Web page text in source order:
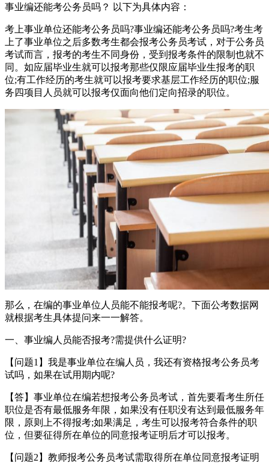
事业编还能考公务员吗？ 以下为具体内容：
考上事业单位还能考公务员吗?事业编还能考公务员吗?考生考
上了事业单位之后多数考生都会报考公务员考试，对于公务员
考试而言，报考的考生不同身份，受到报考条件的限制也就不
同。如应届毕业生就可以报考那些仅限应届毕业生报考的职
位;有工作经历的考生就可以报考要求基层工作经历的职位;服
务四项目人员就可以报考仅面向他们定向招录的职位。
那么，在编的事业单位人员能不能报考呢?。下面公考数据网
就根据考生具体提问来一一解答。
一、事业编人员能否报考?需提供什么证明?
【问题1】我是事业单位在编人员，我还有资格报考公务员考
试吗，如果在试用期内呢?
【答】事业单位在编若想报考公务员考试，首先要看考生所任
职位是否有最低服务年限，如果没有任职没有达到最低服务年
限，原则上不得报考;如果满足，考生可以报考符合条件的职
位，但要征得所在单位的同意报考证明后才可以报考。
【问题2】教师报考公务员考试需取得所在单位同意报考证明